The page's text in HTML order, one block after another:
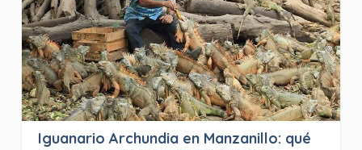
Iguanario Archundia en Manzanillo: qué